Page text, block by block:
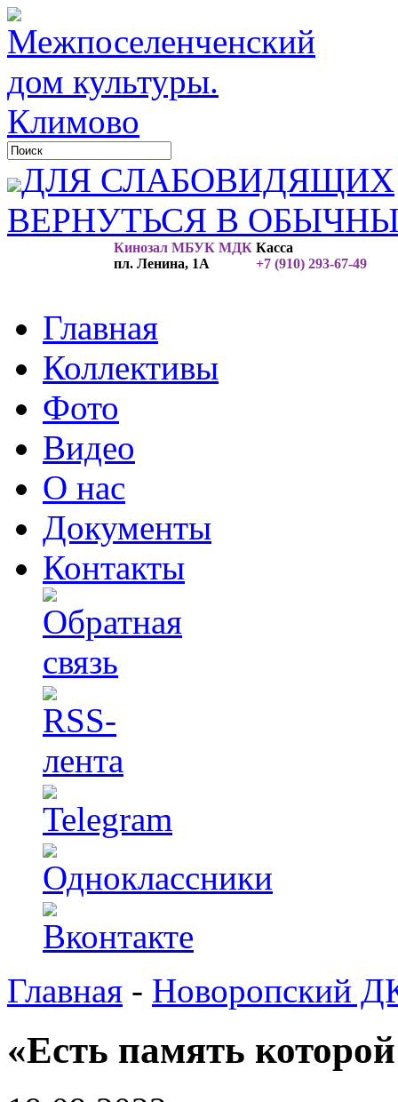
ДЛЯ СЛАБОВИДЯЩИХ
ВЕРНУТЬСЯ В
Кинозал МБУК МДК
пл. Ленина, 1А
Касса
+7 (910) 293-67-49
Главная
Коллективы
Фото
Видео
О нас
Документы
Контакты
Главная - Новоропский
«Есть память